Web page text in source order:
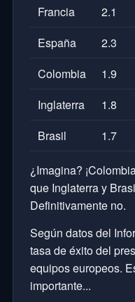
Francia 2.1
España
2.3
Colombia
1.9
Inglaterra
1.8
Brasil
1.7
¿Imagina?
que Inglaterra y
Definitivamente no.
Según datos del
tasa de éxito del
equipos europeos.
importante...